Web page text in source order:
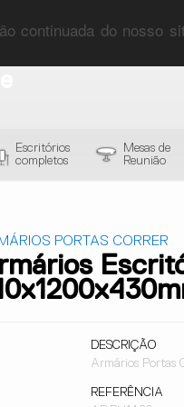
continuada do nosso
Escritórios
completos
Mesas de
Reunião
PORTAS CORRER
DESCRIÇÃO
Armários Portas
REFERÊNCIA